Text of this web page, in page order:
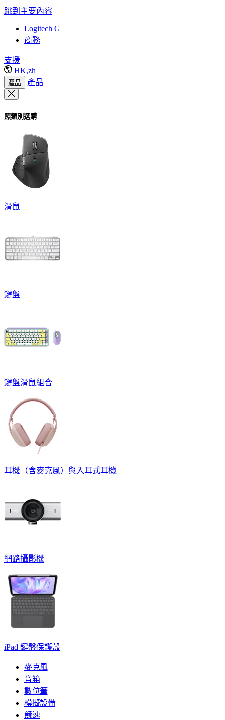
跳到主要內容
Logitech G
商務
支援
HK,zh
產品 產品
照類別選購
滑鼠
鍵盤
鍵盤滑鼠組合
耳機（含麥克風）與入耳式耳機
網路攝影機
iPad 鍵盤保護殼
麥克風
音箱
數位筆
模擬設備
競速